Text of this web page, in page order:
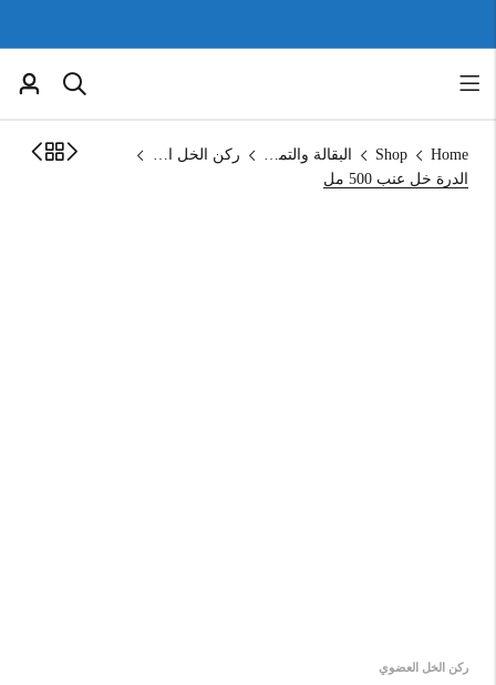
Home
Shop البقالة والتموين
ركن الخل العضوي
الدرة خل عنب 500 مل
ركن الخل العضوي